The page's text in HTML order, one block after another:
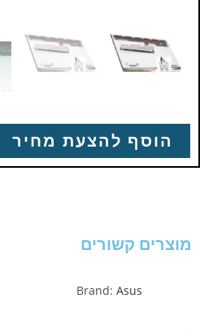
הוסף להצעת מחיר
מוצרים קשורים
Brand: Asus